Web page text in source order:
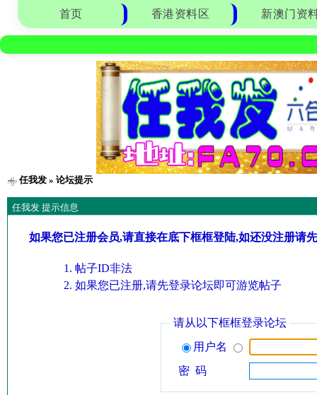
首页 香港资料区 新澳门资
任我发» 论坛提示
任我发 提示信息
如果您已注册会员,请直接在底下框框登陆,如还没注册请
帖子ID非法
如果您已注册,请先登录论坛即可游览帖子
请从以下框框登录论坛
用户名
密 码